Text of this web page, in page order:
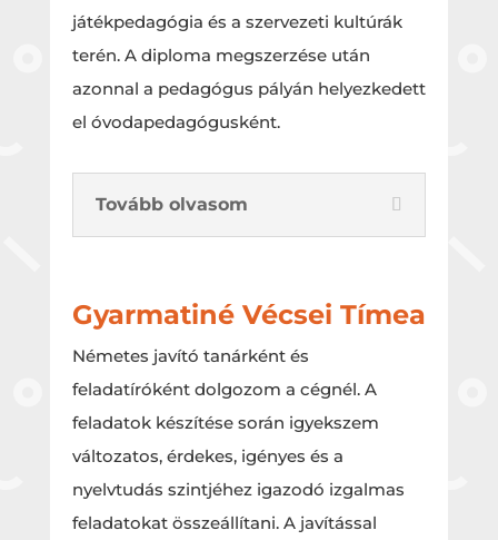
játékpedagógia és a szervezeti kultúrák
terén. A diploma megszerzése után
azonnal a pedagógus pályán helyezkedett
el óvodapedagógusként.
Tovább olvasom
Gyarmatiné Vécsei Tímea
Németes javító tanárként és
feladatíróként dolgozom a cégnél. A
feladatok készítése során igyekszem
változatos, érdekes, igényes és a
nyelvtudás szintjéhez igazodó izgalmas
feladatokat összeállítani. A javítással